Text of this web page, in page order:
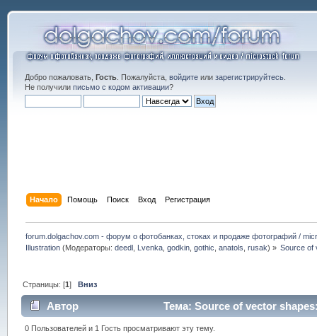
Добро пожаловать, Гость. Пожалуйста, войдитеили зарегистрируйтесь.
Не получили письмо с кодом активации?
Начало Помощь Поиск Вход Регистрация
forum.dolgachov.com - форум о фотобанках, стоках и продаже фотографий /
Illustration (Модераторы:deedl Lvenka ,godkin ,gothic ,anatols ,rusak) » Source of
Страницы: [1]Вниз
Автор Тема: Source of vector
0 Пользователей и 1 Гость просматривают эту тему.